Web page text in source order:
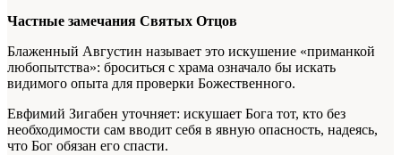
Частные замечания Святых Отцов
Блаженный Августин называет это искушение «приманкой
любопытства»: броситься с храма означало бы искать
видимого опыта для проверки Божественного.
Евфимий Зигабен уточняет: искушает Бога тот, кто без
необходимости сам вводит себя в явную опасность, надеясь,
что Бог обязан его спасти.